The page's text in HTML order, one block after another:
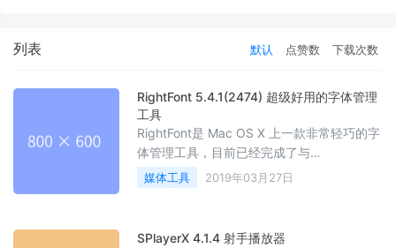
列表 默认 点赞数 下载次数
RightFont 5.4.1(2474) 超级好用的字体管理
工具
RightFont是 Mac OS X 上一款非常轻巧的字
体管理工具，目前已经完成了与
PhotoShop、Sketch 两大设计应用的集成。
媒体工具 2019年03月27日
SPlayerX 4.1.4 射手播放器